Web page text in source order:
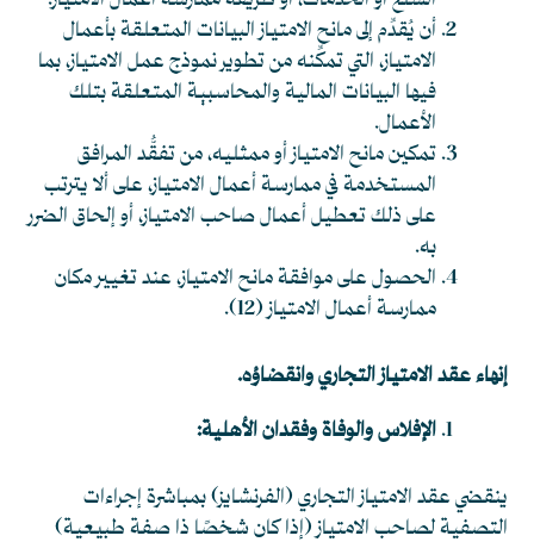
أن يُقدِّم إلى مانح الامتياز البيانات المتعلقة بأعمال
الامتياز، التي تمكِّنه من تطوير نموذج عمل الامتياز، بما
فيها البيانات المالية والمحاسبية المتعلقة بتلك
الأعمال.
تمكين مانح الامتياز أو ممثليه، من تفقُّد المرافق
المستخدمة في ممارسة أعمال الامتياز، على ألا يترتب
على ذلك تعطيل أعمال صاحب الامتياز، أو إلحاق الضرر
به.
الحصول على موافقة مانح الامتياز، عند تغيير مكان
ممارسة أعمال الامتياز(12)
.
إنهاء عقد الامتياز التجاري وانقضاؤه.
الإفلاس والوفاة وفقدان الأهلية:
ينقضي عقد الامتياز التجاري (الفرنشايز) بمباشرة إجراءات
التصفية لصاحب الامتياز (إذا كان شخصًا ذا صفة طبيعية)